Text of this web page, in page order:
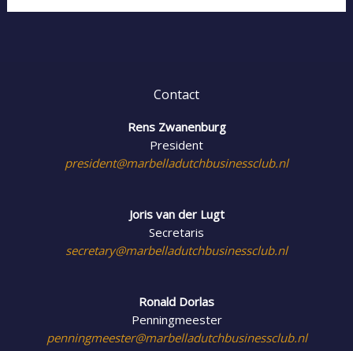
Contact
Rens Zwanenburg
President
president@marbelladutchbusinessclub.nl
Joris van der Lugt
Secretaris
secretary@marbelladutchbusinessclub.nl
Ronald Dorlas
Penningmeester
penningmeester@marbelladutchbusinessclub.nl